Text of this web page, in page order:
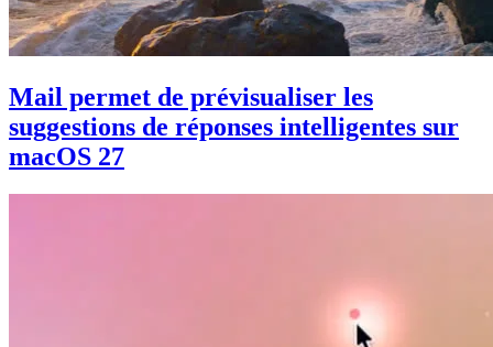
Mail permet de prévisualiser les
suggestions de réponses intelligentes sur
macOS 27